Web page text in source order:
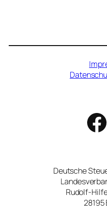
Facebook
Deutsche
Rudolf-
28195